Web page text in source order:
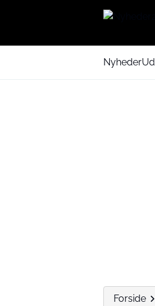
Nyheder
Forside